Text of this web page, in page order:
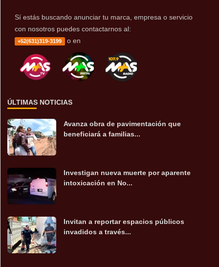
Sí estás buscando anunciar tu marca, empresa o servicio
con nosotros puedes contactarnos al:
+52(631)319-3199 o en
ÚLTIMAS NOTICIAS
Avanza obra de pavimentación que
beneficiará a familias...
Investigan nueva muerte por aparente
intoxicación en No...
Invitan a reportar espacios públicos
invadidos a través...